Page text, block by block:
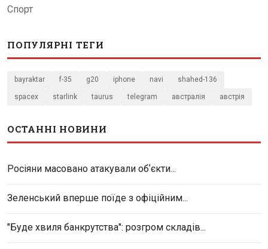
Спорт
ПОПУЛЯРНІ ТЕГИ
bayraktar f-35 g20 iphone navi shahed-136
spacex starlink taurus telegram австралія австрія
ОСТАННІ НОВИНИ
Росіяни масовано атакували обʼєкти...
Зеленський вперше поїде з офіційним...
"Буде хвиля банкрутства": розгром складів...